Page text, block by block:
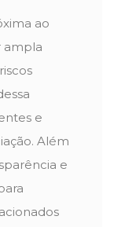
ao
ampla
e
Além
e